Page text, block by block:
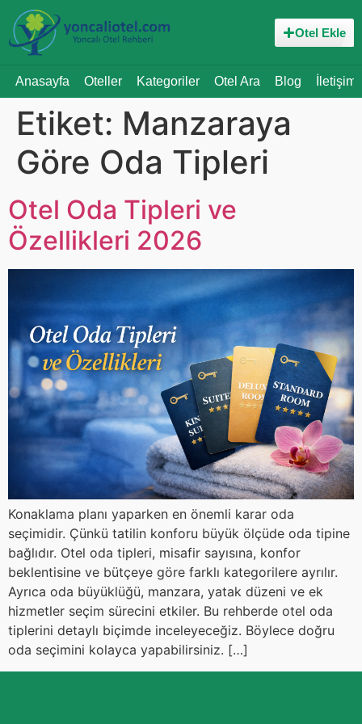
Otel Ekle
Anasayfa Oteller Kategoriler Otel Ara Blog İletişim
Etiket: Manzaraya
Göre Oda Tipleri
Otel Oda Tipleri ve
Özellikleri 2026
Konaklama planı yaparken en önemli karar oda
seçimidir. Çünkü tatilin konforu büyük ölçüde oda tipine
bağlıdır. Otel oda tipleri, misafir sayısına, konfor
beklentisine ve bütçeye göre farklı kategorilere ayrılır.
Ayrıca oda büyüklüğü, manzara, yatak düzeni ve ek
hizmetler seçim sürecini etkiler. Bu rehberde otel oda
tiplerini detaylı biçimde inceleyeceğiz. Böylece doğru
oda seçimini kolayca yapabilirsiniz. […]